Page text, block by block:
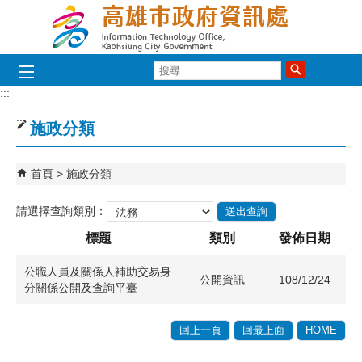
跳到主要內容區塊
尋
:::
:::
施政分類
首頁 施政分類
請選擇查詢類別：
標題 類別 發佈日期
公職人員及關係人補助交易身
分關係公開及查詢平臺
公開資訊 108/12/24
回上一頁 回最上面 HOME